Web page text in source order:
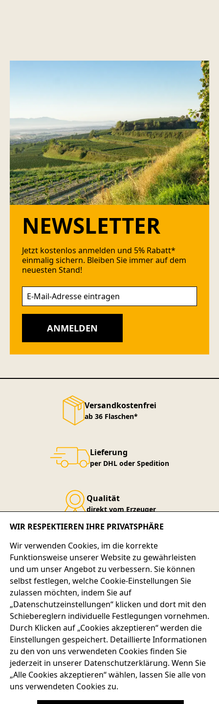
NEWSLETTER
Jetzt kostenlos anmelden und 5% Rabatt*
einmalig sichern. Bleiben Sie immer auf dem
neuesten Stand!
ANMELDEN
Versandkostenfrei
ab 36 Flaschen*
Lieferung
per DHL oder Spedition
Qualität
direkt vom Erzeuger
Service-Telefon
+49 7667 900-124
SERVICE-HOTLINE
ADRESSE
RECHTLICHES
SERVICES
WIR RESPEKTIEREN IHRE PRIVATSPHÄRE
Wir verwenden Cookies, im die korrekte
Funktionsweise unserer Website zu gewährleisten
und um unser Angebot zu verbessern. Sie können
selbst festlegen, welche Cookie-Einstellungen Sie
zulassen möchten, indem Sie auf
„Datenschutzeinstellungen“ klicken und dort mit den
Schiebereglern individuelle Festlegungen vornehmen.
Durch Klicken auf „Cookies akzeptieren“ werden die
Einstellungen gespeichert. Detaillierte Informationen
zu den von uns verwendeten Cookies finden Sie
jederzeit in unserer Datenschutzerklärung. Wenn Sie
„Alle Cookies akzeptieren“ wählen, lassen Sie alle von
uns verwendeten Cookies zu.